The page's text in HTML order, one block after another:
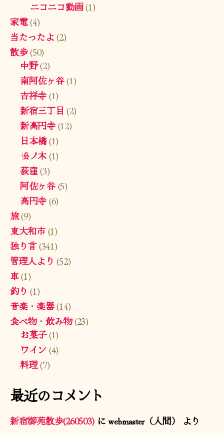
ニコニコ動画(1)
家電(4)
当たったよ(2)
散歩(50)
中野(2)
南阿佐ヶ谷(1)
吉祥寺(1)
新宿三丁目 (2)
新高円寺(12)
日本橋(1)
松ノ木(1)
荻窪(3)
阿佐ヶ谷(5)
高円寺(6)
旅(9)
東大和市(1)
独り言(341)
管理人より (52)
車(1)
釣り (1)
音楽・楽器(14)
食べ物・飲み物(23)
お菓子(1)
ワイン (4)
料理(7)
最近のコメント
新宿御苑散歩(260503) にwebmaster（人間）
より